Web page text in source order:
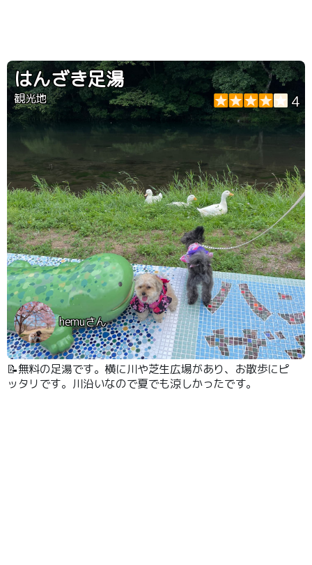
はんざき足湯
観光地 4
hemuさん
📝無料の足湯です。横に川や芝生広場があり、お散歩にピ
ッタリです。川沿いなので夏でも涼しかったです。